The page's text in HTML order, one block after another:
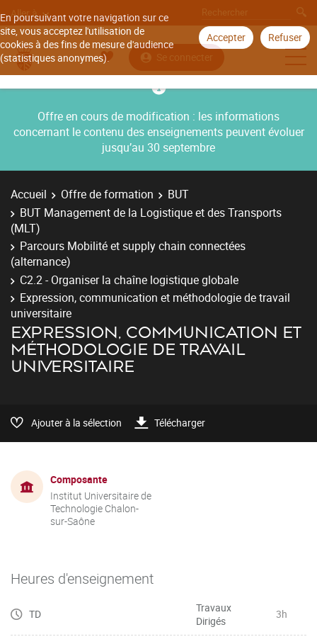
En poursuivant votre navigation sur ce
site, vous acceptez l'utilisation de
cookies à des fins de mesure d'audience
(statistiques anonymes).
Accepter Refuser
Aller à
Se connecter
Offre en cours de modification : les informations
concernant le contenu des enseignements peuvent évoluer
jusqu’au 30 septembre
Accueil Offre de formation
BUT
BUT Management de la Logistique et des Transports
(MLT)
Parcours Mobilité et supply chain connectées
(alternance)
C2.2 - Organiser la chaîne logistique globale
Expression, communication et méthodologie de travail
universitaire
EXPRESSION, COMMUNICATION ET
MÉTHODOLOGIE DE TRAVAIL
UNIVERSITAIRE
Ajouter à la sélection Télécharger
Composante
Institut Universitaire de
Technologie Chalon-
sur-Saône
Heures d'enseignement
TD
Travaux
Dirigés
3h